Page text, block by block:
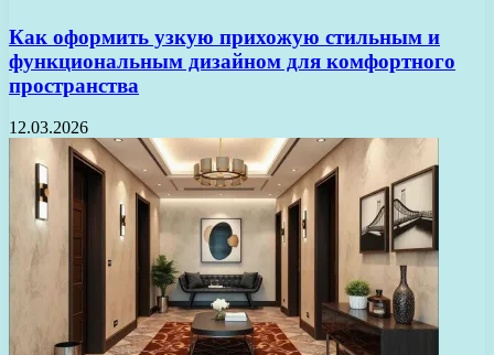
Как оформить узкую прихожую стильным и
функциональным дизайном для комфортного
пространства
12.03.2026